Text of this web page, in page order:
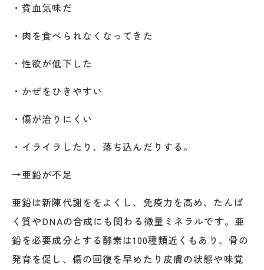
・貧血気味だ
・肉を食べられなくなってきた
・性欲が低下した
・かぜをひきやすい
・傷が治りにくい
・イライラしたり、落ち込んだりする。
→亜鉛が不足
亜鉛は新陳代謝ををよくし、免疫力を高め、たんぱ
く質やDNAの合成にも関わる微量ミネラルです。亜
鉛を必要成分とする酵素は100種類近くもあり、骨の
発育を促し、傷の回復を早めたり皮膚の状態や味覚